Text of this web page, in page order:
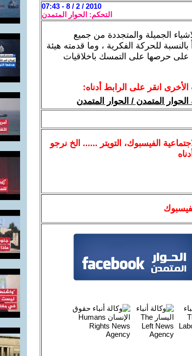
2010 / 2 / 8 - 07:43
التحكم: الحوار المتمدن
الجميلة والمتجددة من جميع
للحركة الفكرية ، وما قدمته هيئة
على حرصها على التمسك باخلاقيات
انقر على الرابط أدناه:
المتمدن / الحوار المتمدن
الفيسبوك، التويتر ...... الخ نرجو